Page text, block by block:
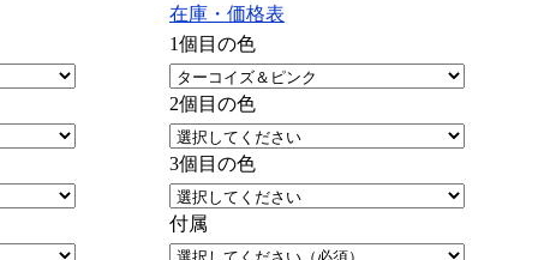
在庫・価格表
1個目の色
2個目の色
3個目の色
付属